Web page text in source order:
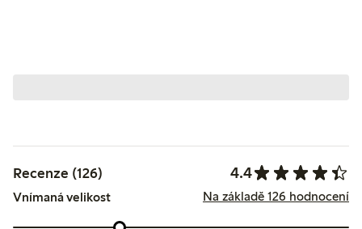
Recenze (126) 4.4
Vnímaná velikost Na základě 126 hodnocení